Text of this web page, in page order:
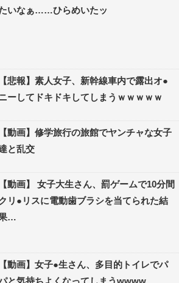
いなぁ……ひらめいたッ
【悲報】素人女子、新幹線車内で露出オ●
ーしてドキドキしてしまうｗｗｗｗｗ
【動画】修学旅行の旅館でヤンチャな女子
と乱交
【動画】 女子大生さん、罰ゲームで10分間
リ●リスに電動歯ブラシを当てられた結
…
【動画】女子●生さん、多目的トイレでパ
と気持ちよくなってしまうwwww